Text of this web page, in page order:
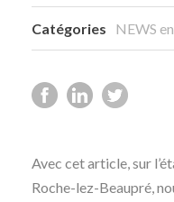
Catégories NEWS
Avec cet article, sur
Roche-lez-Beaupré,